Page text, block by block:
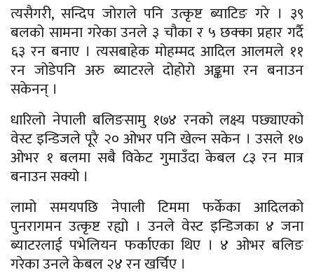
त्यसैगरी, सन्दिप जोराले पनि उत्कृष्ट ब्याटिङ गरे । ३९
बलको सामना गरेका उनले ३ चौका र ५ छक्का प्रहार गर्दै
६३ रन बनाए । त्यसबाहेक मोहम्मद आदिल आलमले ११
रन जोडेपनि अरु ब्याटरले दोहोरो अङ्कमा रन बनाउन
सकेनन् ।
धारिलो नेपाली बलिङसामु १७४ रनको लक्ष्य पछ्याएको
वेस्ट इन्डिजले पूरै २० ओभर पनि खेल्न सकेन । उसले १७
ओभर १ बलमा सबै विकेट गुमाउँदा केबल ८३ रन मात्र
बनाउन सक्यो ।
लामो समयपछि नेपाली टिममा फर्केका आदिलको
पुनरागमन उत्कृष्ट रह्यो । उनले वेस्ट इन्डिजका ४ जना
ब्याटरलाई पभेलियन फर्काएका थिए । ४ ओभर बलिङ
गरेका उनले केबल २४ रन खर्चिए ।